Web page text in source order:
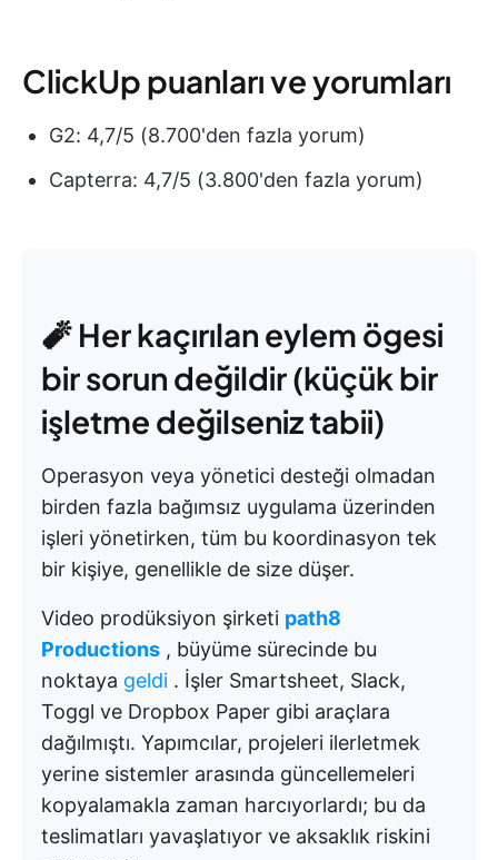
ClickUp puanları ve yorumları
G2: 4,7/5 (8.700'den fazla yorum)
Capterra: 4,7/5 (3.800'den fazla yorum)
🧨 Her kaçırılan eylem ögesi
bir sorun değildir (küçük bir
işletme değilseniz tabii)
Operasyon veya yönetici desteği olmadan
birden fazla bağımsız uygulama üzerinden
işleri yönetirken, tüm bu koordinasyon tek
bir kişiye, genellikle de size düşer.
Video prodüksiyon şirketi path8
Productions , büyüme sürecinde bu
noktaya geldi . İşler Smartsheet, Slack,
Toggl ve Dropbox Paper gibi araçlara
dağılmıştı. Yapımcılar, projeleri ilerletmek
yerine sistemler arasında güncellemeleri
kopyalamakla zaman harcıyorlardı; bu da
teslimatları yavaşlatıyor ve aksaklık riskini